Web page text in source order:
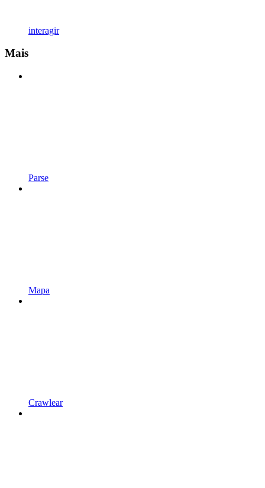
interagir
Mais
Parse
Mapa
Crawlear